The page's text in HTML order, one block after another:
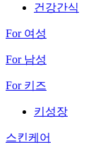
건강간식
For 여성
For 남성
For 키즈
키성장
스킨케어